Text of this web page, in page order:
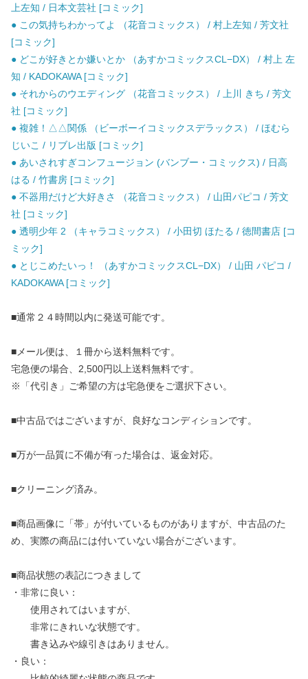
上左知 / 日本文芸社 [コミック]
● この気持ちわかってよ （花音コミックス） / 村上左知 / 芳文社
[コミック]
● どこが好きとか嫌いとか （あすかコミックスCL−DX） / 村上 左
知 / KADOKAWA [コミック]
● それからのウエディング （花音コミックス） / 上川 きち / 芳文
社 [コミック]
● 複雑！△△関係 （ビーボーイコミックスデラックス） / ほむら
じいこ / リブレ出版 [コミック]
● あいされすぎコンフュージョン (バンブー・コミックス) / 日高
はる / 竹書房 [コミック]
● 不器用だけど大好きさ （花音コミックス） / 山田パピコ / 芳文
社 [コミック]
● 透明少年 2 （キャラコミックス） / 小田切 ほたる / 徳間書店 [コ
ミック]
● とじこめたいっ！ （あすかコミックスCL−DX） / 山田 パピコ /
KADOKAWA [コミック]
■通常２４時間以内に発送可能です。
■メール便は、１冊から送料無料です。
宅急便の場合、2,500円以上送料無料です。
※「代引き」ご希望の方は宅急便をご選択下さい。
■中古品ではございますが、良好なコンディションです。
■万が一品質に不備が有った場合は、返金対応。
■クリーニング済み。
■商品画像に「帯」が付いているものがありますが、中古品のた
め、実際の商品には付いていない場合がございます。
■商品状態の表記につきまして
・非常に良い：
使用されてはいますが、
非常にきれいな状態です。
書き込みや線引きはありません。
・良い：